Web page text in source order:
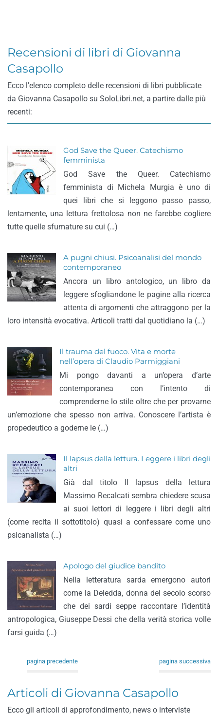
Recensioni di libri di Giovanna
Casapollo
Ecco l'elenco completo delle recensioni di libri pubblicate
da Giovanna Casapollo su SoloLibri.net, a partire dalle più
recenti:
God Save the Queer. Catechismo
femminista
God Save the Queer. Catechismo
femminista di Michela Murgia è uno di
quei libri che si leggono passo passo,
lentamente, una lettura frettolosa non ne farebbe cogliere
tutte quelle sfumature su cui (…)
A pugni chiusi. Psicoanalisi del mondo
contemporaneo
Ancora un libro antologico, un libro da
leggere sfogliandone le pagine alla ricerca
attenta di argomenti che attraggono per la
loro intensità evocativa. Articoli tratti dal quotidiano la (…)
Il trauma del fuoco. Vita e morte
nell’opera di Claudio Parmiggiani
Mi pongo davanti a un’opera d’arte
contemporanea con l’intento di
comprenderne lo stile oltre che per provarne
un’emozione che spesso non arriva. Conoscere l’artista è
propedeutico a goderne le (…)
Il lapsus della lettura. Leggere i libri degli
altri
Già dal titolo Il lapsus della lettura
Massimo Recalcati sembra chiedere scusa
ai suoi lettori di leggere i libri degli altri
(come recita il sottotitolo) quasi a confessare come uno
psicanalista (…)
Apologo del giudice bandito
Nella letteratura sarda emergono autori
come la Deledda, donna del secolo scorso
che dei sardi seppe raccontare l’identità
antropologica, Giuseppe Dessi che della verità storica volle
farsi guida (…)
pagina precedente pagina successiva
Articoli di Giovanna Casapollo
Ecco gli articoli di approfondimento, news o interviste